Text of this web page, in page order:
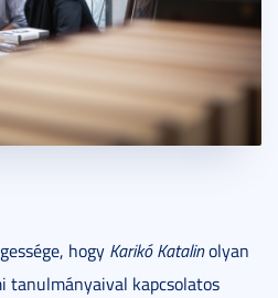
hogy Karikó Katalinolyan
tanulmányaival kapcsolatos